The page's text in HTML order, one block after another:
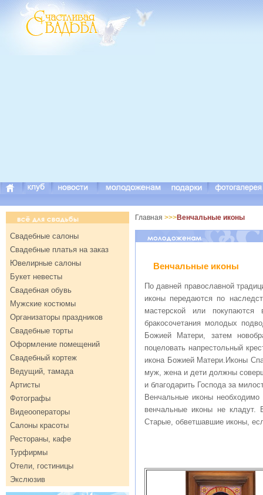
Свадебные салоны
Свадебные платья на заказ
Ювелирные салоны
Букет невесты
Свадебная обувь
Мужские костюмы
Организаторы праздников
Свадебные торты
Оформление помещений
Свадебный кортеж
Ведущий, тамада
Артисты
Фотографы
Видеооператоры
Салоны красоты
Рестораны, кафе
Турфирмы
Отели, гостиницы
Экслюзив
Главная >>>Венчальные иконы
Венчальные иконы
По давней православной
иконы передаются по
мастерской или
бракосочетания молодых
Божией Матери, затем
поцеловать напрестольный
икона Божией Матери.Иконы
муж, жена и дети должны
и благодарить Господа за
Венчальные иконы
венчальные иконы не кладут.
Старые, обветшавшие иконы,